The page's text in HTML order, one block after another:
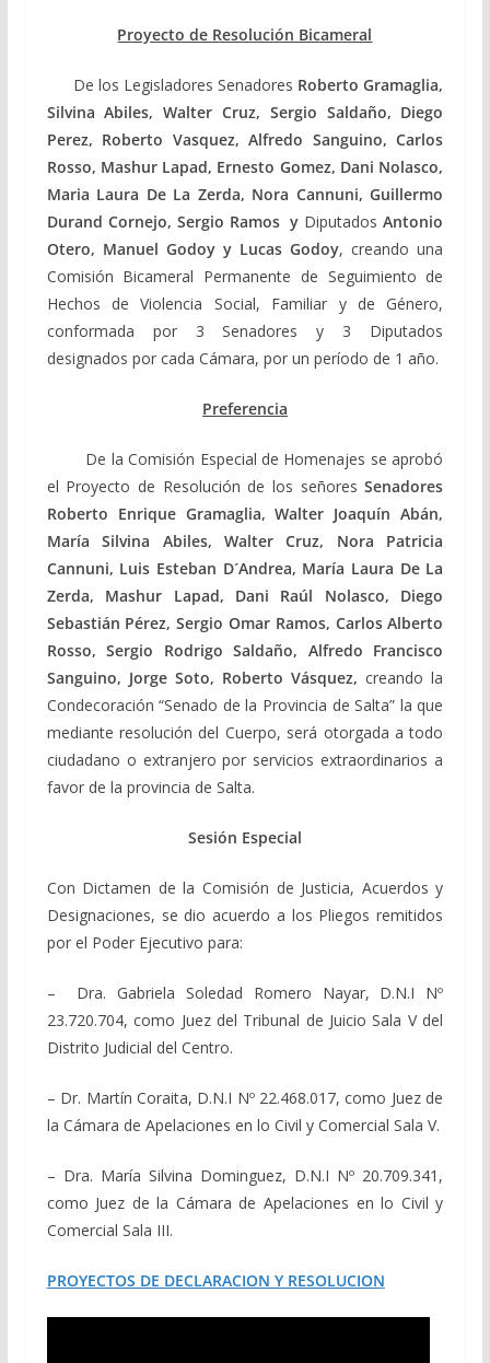
Proyecto de Resolución Bicameral
De los Legisladores Senadores Roberto Gramaglia,
Silvina Abiles, Walter Cruz, Sergio Saldaño, Diego
Perez, Roberto Vasquez, Alfredo Sanguino, Carlos
Rosso, Mashur Lapad, Ernesto Gomez, Dani Nolasco,
Maria Laura De La Zerda, Nora Cannuni, Guillermo
Durand Cornejo, Sergio Ramos y Diputados Antonio
Otero, Manuel Godoy y Lucas Godoy, creando una
Comisión Bicameral Permanente de Seguimiento de
Hechos de Violencia Social, Familiar y de Género,
conformada por 3 Senadores y 3 Diputados
designados por cada Cámara, por un período de 1 año.
Preferencia
De la Comisión Especial de Homenajes se aprobó
el Proyecto de Resolución de los señoresSenadores
Roberto Enrique Gramaglia, Walter Joaquín Abán,
María Silvina Abiles, Walter Cruz, Nora Patricia
Cannuni, Luis Esteban D´Andrea, María Laura De La
Zerda, Mashur Lapad, Dani Raúl Nolasco, Diego
Sebastián Pérez, Sergio Omar Ramos, Carlos Alberto
Rosso, Sergio Rodrigo Saldaño, Alfredo Francisco
Sanguino, Jorge Soto, Roberto Vásquez,creando la
Condecoración “Senado de la Provincia de Salta” la que
mediante resolución del Cuerpo, será otorgada a todo
ciudadano o extranjero por servicios extraordinarios a
favor de la provincia de Salta.
Sesión Especial
Con Dictamen de la Comisión de Justicia, Acuerdos y
Designaciones, se dio acuerdo a los Pliegos remitidos
por el Poder Ejecutivo para:
– Dra. Gabriela Soledad Romero Nayar, D.N.I Nº
23.720.704, como Juez del Tribunal de Juicio Sala V del
Distrito Judicial del Centro.
– Dr. Martín Coraita, D.N.I Nº 22.468.017, como Juez de
la Cámara de Apelaciones en lo Civil y Comercial Sala V.
– Dra. María Silvina Dominguez, D.N.I Nº 20.709.341,
como Juez de la Cámara de Apelaciones en lo Civil y
Comercial Sala III.
PROYECTOS DE DECLARACION Y RESOLUCION